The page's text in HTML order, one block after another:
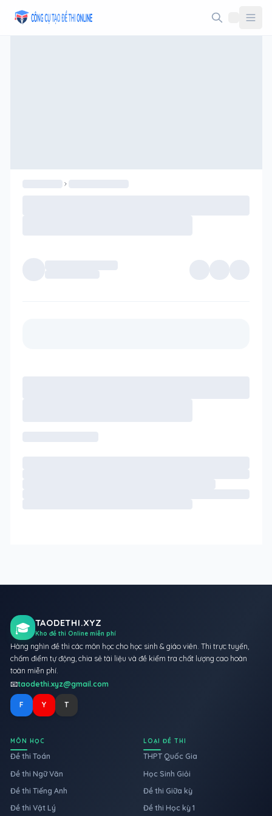
🎓 TAODETHI.XYZ
Kho đề thi Online miễn phí
Hàng nghìn đề thi các môn học cho học sinh & giáo viên. Thi trực tuyến,
chấm điểm tự động, chia sẻ tài liệu và đề kiểm tra chất lượng cao hoàn
toàn miễn phí.
📧taodethi.xyz@gmail.com
F Y T
MÔN HỌC
Đề thi Toán
Đề thi Ngữ Văn
Đề thi Tiếng Anh
Đề thi Vật Lý
LOẠI ĐỀ THI
THPT Quốc Gia
Học Sinh Giỏi
Đề thi Giữa kỳ
Đề thi Học kỳ 1